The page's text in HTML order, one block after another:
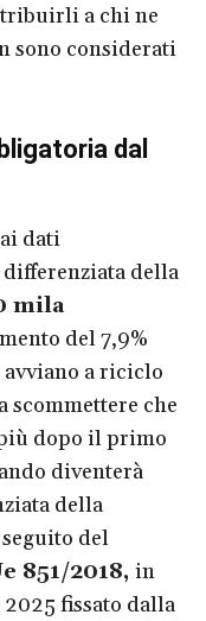
a chi ne
sono considerati
dal
dati
della
mila
del 7,9%
avviano a riciclo
scommettere che
dopo il primo
diventerà
della
del
851/2018, in
fissato dalla